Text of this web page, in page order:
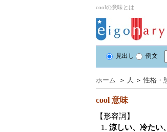
coolの意味とは
見出し 例文
ホーム ＞ 人 ＞性格・
cool 意味
【形容詞】
1. 涼しい、冷たい